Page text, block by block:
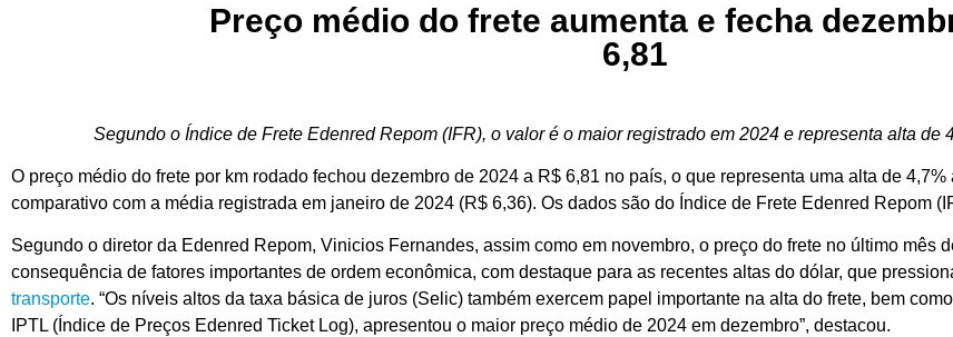
Preço médio do frete aumenta e fecha
6,81
Segundo o Índice de Frete Edenred Repom (IFR), o valor é o maior registrado em 2024 e representa alta de
O preço médio do frete por km rodado fechou dezembro de 2024 a R$ 6,81 no país, o que representa uma alta de
comparativo com a média registrada em janeiro de 2024 (R$ 6,36). Os dados são do Índice de Frete Edenred Repom
Segundo o diretor da Edenred Repom, Vinicios Fernandes, assim como em novembro, o preço do frete no último mês
consequência de fatores importantes de ordem econômica, com destaque para as recentes altas do dólar, que
transporte. “Os níveis altos da taxa básica de juros (Selic) também exercem papel importante na alta do frete, bem
IPTL (Índice de Preços Edenred Ticket Log), apresentou o maior preço médio de 2024 em dezembro”, destacou.